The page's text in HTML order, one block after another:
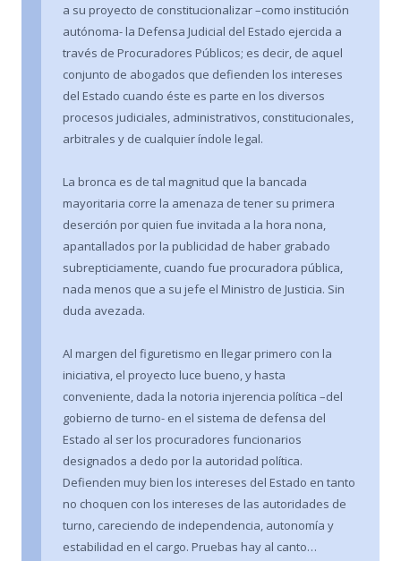
a su proyecto de constitucionalizar –como institución
autónoma- la Defensa Judicial del Estado ejercida a
través de Procuradores Públicos; es decir, de aquel
conjunto de abogados que defienden los intereses
del Estado cuando éste es parte en los diversos
procesos judiciales, administrativos, constitucionales,
arbitrales y de cualquier índole legal.
La bronca es de tal magnitud que la bancada
mayoritaria corre la amenaza de tener su primera
deserción por quien fue invitada a la hora nona,
apantallados por la publicidad de haber grabado
subrepticiamente, cuando fue procuradora pública,
nada menos que a su jefe el Ministro de Justicia. Sin
duda avezada.
Al margen del figuretismo en llegar primero con la
iniciativa, el proyecto luce bueno, y hasta
conveniente, dada la notoria injerencia política –del
gobierno de turno- en el sistema de defensa del
Estado al ser los procuradores funcionarios
designados a dedo por la autoridad política.
Defienden muy bien los intereses del Estado en tanto
no choquen con los intereses de las autoridades de
turno, careciendo de independencia, autonomía y
estabilidad en el cargo. Pruebas hay al canto…